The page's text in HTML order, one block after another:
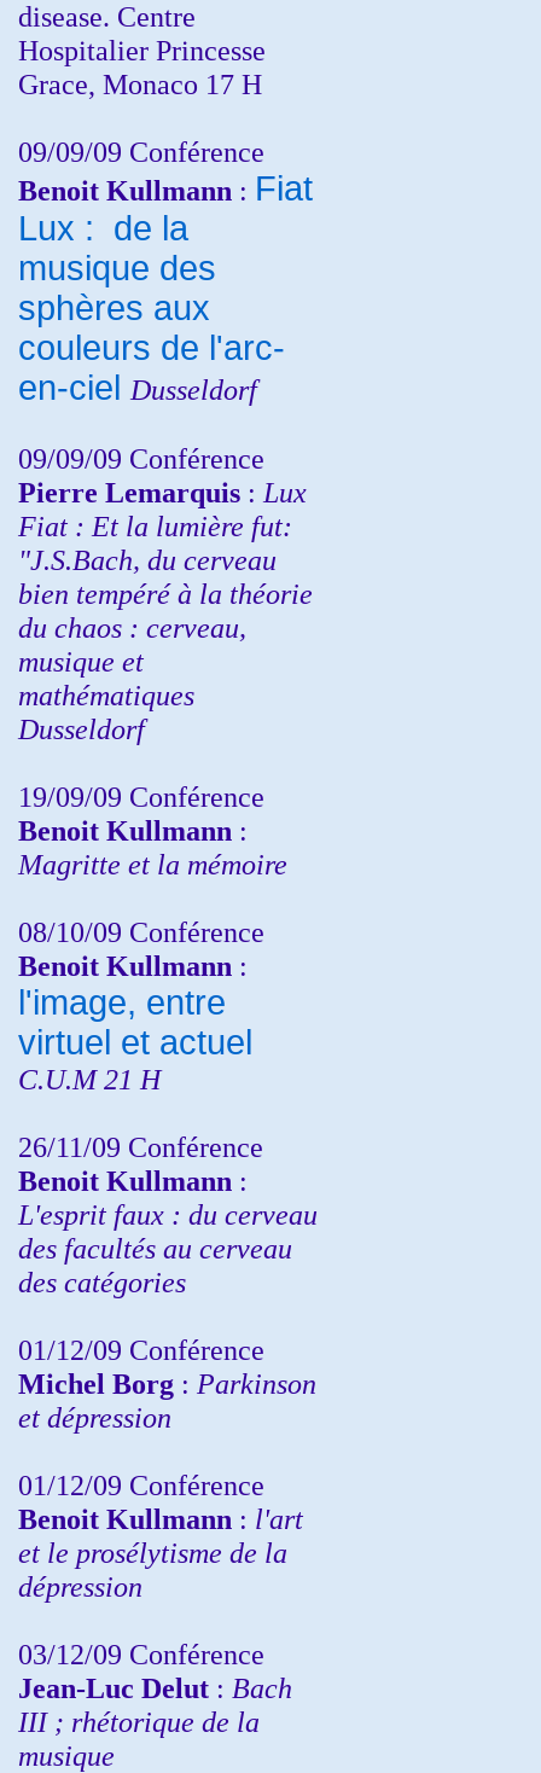
disease. Centre
Hospitalier Princesse
Grace, Monaco 17 H
09/09/09 Conférence
Benoit Kullmann : Fiat
Lux : de la
musique des
sphères aux
couleurs de l'arc-
en-ciel Dusseldorf
09/09/09 Conférence
Pierre Lemarquis : Lux
Fiat : Et la lumière fut:
"J.S.Bach, du cerveau
bien tempéré à la théorie
du chaos : cerveau,
musique et
mathématiques
Dusseldorf
19/09/09 Conférence
Benoit Kullmann :
Magritte et la mémoire
08/10/09 Conférence
Benoit Kullmann :
l'image, entre
virtuel et actuel
C.U.M 21 H
26/11/09 Conférence
Benoit Kullmann :
L'esprit faux : du cerveau
des facultés au cerveau
des catégories
01/12/09 Conférence
Michel Borg : Parkinson
et dépression
01/12/09 Conférence
Benoit Kullmann : l'art
et le prosélytisme de la
dépression
03/12/09 Conférence
Jean-Luc Delut : Bach
III ; rhétorique de la
musique